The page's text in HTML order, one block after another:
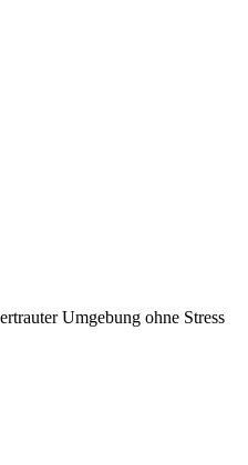
Umgebung ohne Stress